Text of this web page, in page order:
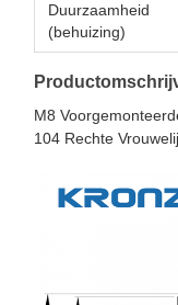
Duurzaamheid
(behuizing)
M8
104 Rechte